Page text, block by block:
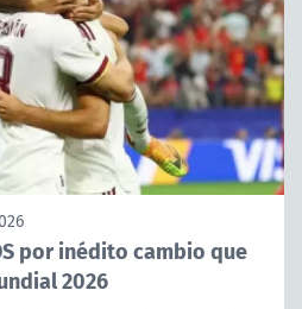
por inédito cambio que
2026